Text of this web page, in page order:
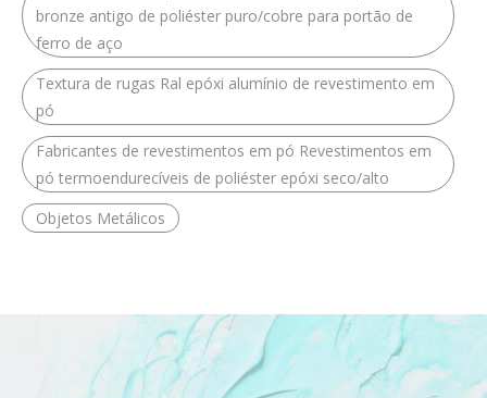
bronze antigo de poliéster puro/cobre para portão de
ferro de aço
Textura de rugas Ral epóxi alumínio de revestimento em
pó
Fabricantes de revestimentos em pó Revestimentos em
pó termoendurecíveis de poliéster epóxi seco/alto
Objetos Metálicos